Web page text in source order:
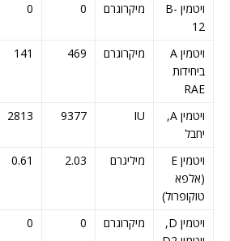
ויטמין B-
12
מיקרוגרם 0
0
ויטמין A
ביחידות
RAE
מיקרוגרם 469
141
ויטמין A,
יחבל
IU
9377
2813
ויטמין E
(אלפא
טוקופרול)
מיליגרם 2.03
0.61
ויטמין D,
מיקרוגרם 0
0